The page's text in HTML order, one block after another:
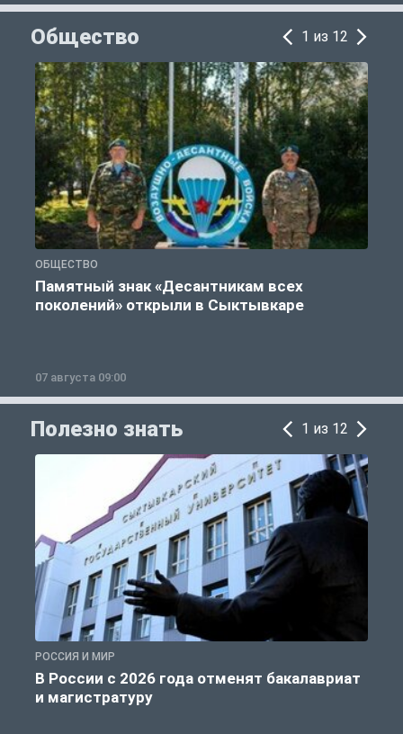
Общество 1 из 12
ОБЩЕСТВО
Памятный знак «Десантникам всех
поколений» открыли в Сыктывкаре
07 августа 09:00
Полезно знать 1 из 12
РОССИЯ И МИР
В России с 2026 года отменят бакалавриат
и магистратуру